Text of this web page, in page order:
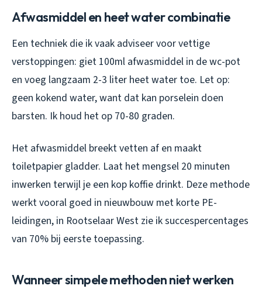
Afwasmiddel en heet water combinatie
Een techniek die ik vaak adviseer voor vettige
verstoppingen: giet 100ml afwasmiddel in de wc-pot
en voeg langzaam 2-3 liter heet water toe. Let op:
geen kokend water, want dat kan porselein doen
barsten. Ik houd het op 70-80 graden.
Het afwasmiddel breekt vetten af en maakt
toiletpapier gladder. Laat het mengsel 20 minuten
inwerken terwijl je een kop koffie drinkt. Deze methode
werkt vooral goed in nieuwbouw met korte PE-
leidingen, in Rootselaar West zie ik succespercentages
van 70% bij eerste toepassing.
Wanneer simpele methoden niet werken